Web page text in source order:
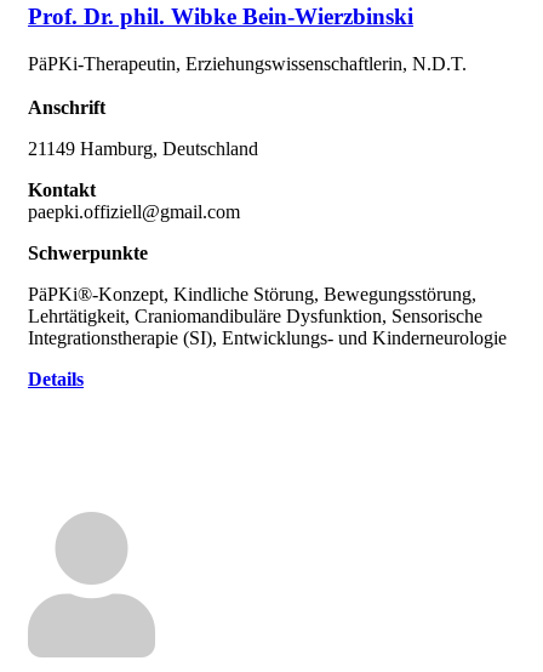
Prof. Dr. phil. Wibke Bein-Wierzbinski
PäPKi-Therapeutin, Erziehungswissenschaftlerin, N.D.T.
Anschrift
21149 Hamburg, Deutschland
Kontakt
paepki.offiziell@gmail.com
Schwerpunkte
PäPKi®-Konzept, Kindliche Störung, Bewegungsstörung,
Lehrtätigkeit, Craniomandibuläre Dysfunktion, Sensorische
Integrationstherapie (SI), Entwicklungs- und Kinderneurologie
Details